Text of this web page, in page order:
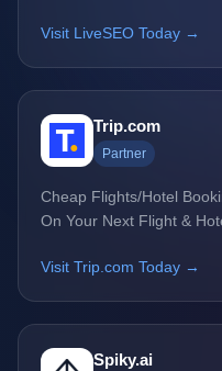
Visit LiveSEO Today →
Trip.com
Partner
Cheap Flights/Hotel
On Your Next Flight &
Visit Trip.com Today →
Spiky.ai